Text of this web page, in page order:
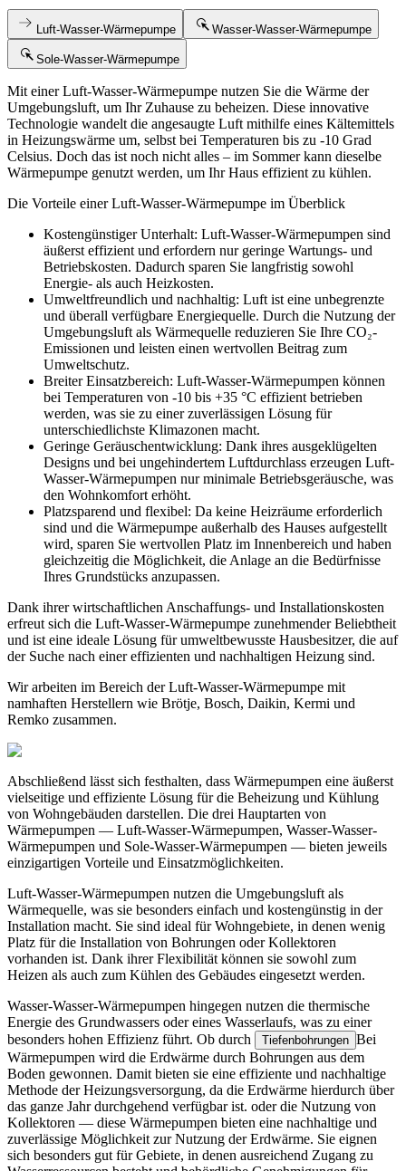
Luft-Wasser-Wärmepumpe Wasser-Wasser-Wärmepumpe
Sole-Wasser-Wärmepumpe
Mit einer Luft-Wasser-Wärmepumpe nutzen Sie die Wärme der
Umgebungsluft, um Ihr Zuhause zu beheizen. Diese innovative
Technologie wandelt die angesaugte Luft mithilfe eines Kältemittels
in Heizungswärme um, selbst bei Temperaturen bis zu -10 Grad
Celsius. Doch das ist noch nicht alles – im Sommer kann dieselbe
Wärmepumpe genutzt werden, um Ihr Haus effizient zu kühlen.
Die Vorteile einer Luft-Wasser-Wärmepumpe im Überblick
Kostengünstiger Unterhalt: Luft-Wasser-Wärmepumpen sind
äußerst effizient und erfordern nur geringe Wartungs- und
Betriebskosten. Dadurch sparen Sie langfristig sowohl
Energie- als auch Heizkosten.
Umweltfreundlich und nachhaltig: Luft ist eine unbegrenzte
und überall verfügbare Energiequelle. Durch die Nutzung der
Umgebungsluft als Wärmequelle reduzieren Sie Ihre CO₂-
Emissionen und leisten einen wertvollen Beitrag zum
Umweltschutz.
Breiter Einsatzbereich: Luft-Wasser-Wärmepumpen können
bei Temperaturen von -10 bis +35 °C effizient betrieben
werden, was sie zu einer zuverlässigen Lösung für
unterschiedlichste Klimazonen macht.
Geringe Geräuschentwicklung: Dank ihres ausgeklügelten
Designs und bei ungehindertem Luftdurchlass erzeugen Luft-
Wasser-Wärmepumpen nur minimale Betriebsgeräusche, was
den Wohnkomfort erhöht.
Platzsparend und flexibel: Da keine Heizräume erforderlich
sind und die Wärmepumpe außerhalb des Hauses aufgestellt
wird, sparen Sie wertvollen Platz im Innenbereich und haben
gleichzeitig die Möglichkeit, die Anlage an die Bedürfnisse
Ihres Grundstücks anzupassen.
Dank ihrer wirtschaftlichen Anschaffungs- und Installationskosten
erfreut sich die Luft-Wasser-Wärmepumpe zunehmender Beliebtheit
und ist eine ideale Lösung für umweltbewusste Hausbesitzer, die auf
der Suche nach einer effizienten und nachhaltigen Heizung sind.
Wir arbeiten im Bereich der Luft-Wasser-Wärmepumpe mit
namhaften Herstellern wie Brötje, Bosch, Daikin, Kermi und
Remko zusammen.
Abschließend lässt sich festhalten, dass Wärmepumpen eine äußerst
vielseitige und effiziente Lösung für die Beheizung und Kühlung
von Wohngebäuden darstellen. Die drei Hauptarten von
Wärmepumpen — Luft-Wasser-Wärmepumpen, Wasser-Wasser-
Wärmepumpen und Sole-Wasser-Wärmepumpen — bieten jeweils
einzigartigen Vorteile und Einsatzmöglichkeiten.
Luft-Wasser-Wärmepumpen nutzen die Umgebungsluft als
Wärmequelle, was sie besonders einfach und kostengünstig in der
Installation macht. Sie sind ideal für Wohngebiete, in denen wenig
Platz für die Installation von Bohrungen oder Kollektoren
vorhanden ist. Dank ihrer Flexibilität können sie sowohl zum
Heizen als auch zum Kühlen des Gebäudes eingesetzt werden.
Wasser-Wasser-Wärmepumpen hingegen nutzen die thermische
Energie des Grundwassers oder eines Wasserlaufs, was zu einer
besonders hohen Effizienz führt. Ob durch
Tiefenbohrungen Bei
Wärmepumpen wird die Erdwärme durch Bohrungen aus dem
Boden gewonnen. Damit bieten sie eine effiziente und nachhaltige
Methode der Heizungsversorgung, da die Erdwärme hierdurch über
das ganze Jahr durchgehend verfügbar ist. oder die Nutzung von
Kollektoren — diese Wärmepumpen bieten eine nachhaltige und
zuverlässige Möglichkeit zur Nutzung der Erdwärme. Sie eignen
sich besonders gut für Gebiete, in denen ausreichend Zugang zu